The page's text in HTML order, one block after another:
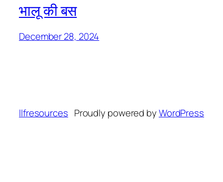
भालू की बस
December 28, 2024
llfresources Proudly powered byWordPress